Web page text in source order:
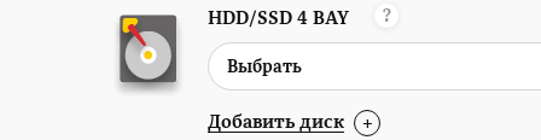
HDD/SSD 4 BAY ?
Добавить диск +